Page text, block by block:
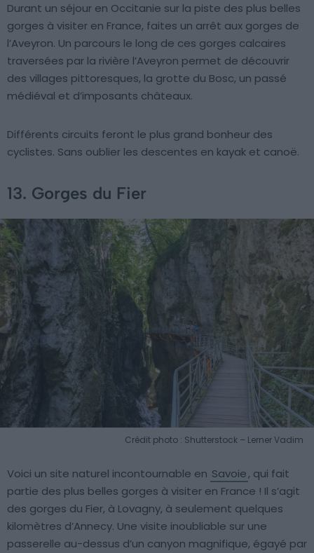
Durant un séjour en Occitanie sur la piste des plus belles
gorges à visiter en France, faites un arrêt aux gorges de
l’Aveyron. Un parcours le long de ces gorges calcaires
traversées par la rivière l’Aveyron permet de découvrir
des villages pittoresques, la grotte du Bosc, un passé
médiéval et d’imposants châteaux.
Différents circuits feront le plus grand bonheur des
cyclistes. Sans oublier les descentes en kayak et canoë.
13. Gorges du Fier
Crédit photo : Shutterstock – Lerner Vadim
Voici un site naturel incontournable en Savoie, qui fait
partie des plus belles gorges à visiter en France ! Il s’agit
des gorges du Fier, à Lovagny, à seulement quelques
kilomètres d’Annecy. Une visite inoubliable sur une
passerelle au-dessus d’un canyon magnifique, égayé par